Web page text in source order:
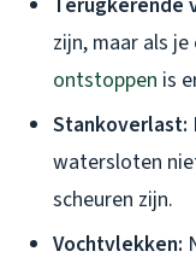
zijn, maar als
ontstoppen is
Stankoverlast:
watersloten
scheuren zijn.
Vochtvlekken: